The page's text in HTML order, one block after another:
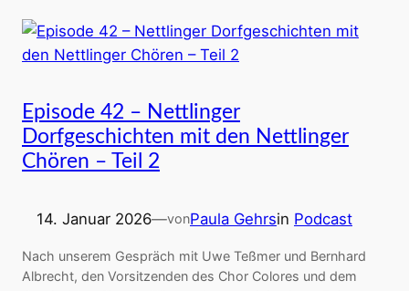
Episode 42 – Nettlinger
Dorfgeschichten mit den Nettlinger
Chören – Teil 2
14. Januar 2026—vonPaula Gehrsin Podcast
Nach unserem Gespräch mit Uwe Teßmer und Bernhard
Albrecht, den Vorsitzenden des Chor Colores und dem